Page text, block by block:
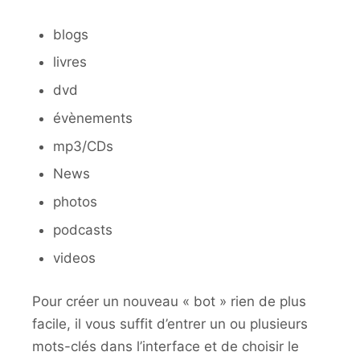
blogs
livres
dvd
évènements
mp3/CDs
News
photos
podcasts
videos
Pour créer un nouveau « bot » rien de plus
facile, il vous suffit d’entrer un ou plusieurs
mots-clés dans l’interface et de choisir le